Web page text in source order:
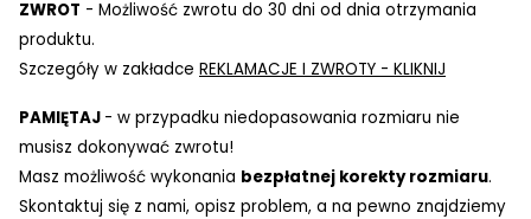
ZWROT - Możliwość zwrotu do 30 dni od dnia otrzymania
produktu.
Szczegóły w zakładce REKLAMACJE I ZWROTY - KLIKNIJ
PAMIĘTAJ - w przypadku niedopasowania rozmiaru nie
musisz dokonywać zwrotu!
Masz możliwość wykonania bezpłatnej korekty rozmiaru.
Skontaktuj się z nami, opisz problem, a na pewno znajdziemy